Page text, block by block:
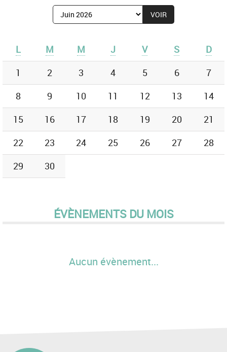
Afficher
le
de
:
L M M J V S
D
1
2 3 4 5 6
7
8
9 10 11 12 13
14
15
16 17 18 19 20
21
22
23 24 25 26 27
28
29
30
ÉVÈNEMENTS DU MOIS
Aucun évènement...